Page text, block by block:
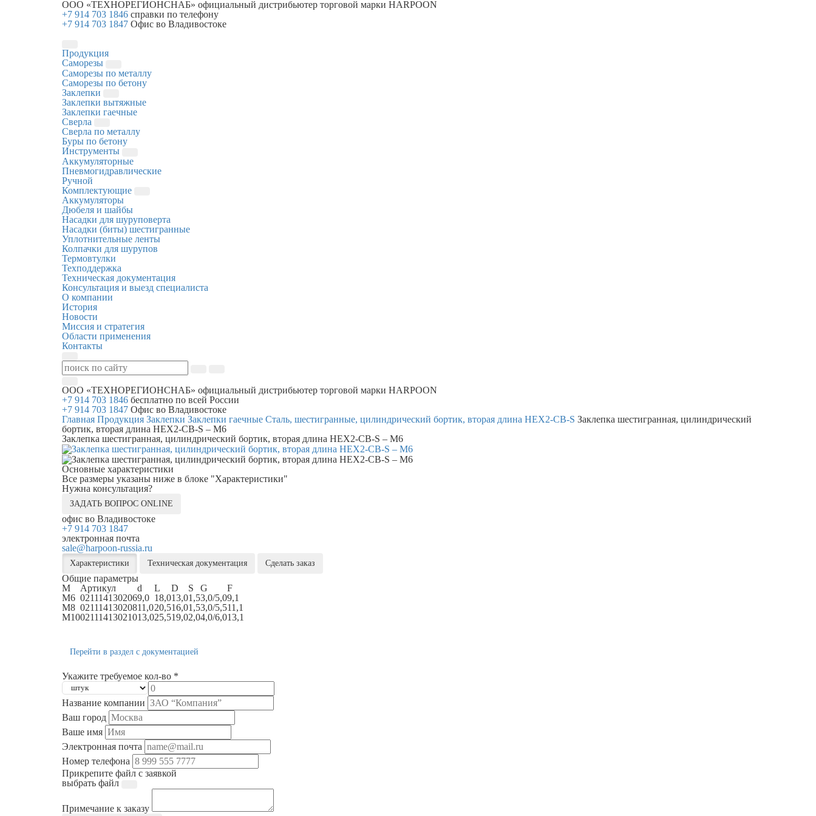
ООО «ТЕХНОРЕГИОНСНАБ» официальный дистрибьютер торговой марки HARPOON
+7 914 703 1846 справки по телефону
+7 914 703 1847 Офис во Владивостоке
Продукция
Саморезы
Саморезы по металлу
Саморезы по бетону
Заклепки
Заклепки вытяжные
Заклепки гаечные
Сверла
Сверла по металлу
Буры по бетону
Инструменты
Аккумуляторные
Пневмогидравлические
Ручной
Комплектующие
Аккумуляторы
Дюбеля и шайбы
Насадки для шуруповерта
Насадки (биты) шестигранные
Уплотнительные ленты
Колпачки для шурупов
Термовтулки
Техподдержка
Техническая документация
Консультация и выезд специалиста
О компании
История
Новости
Миссия и стратегия
Области применения
Контакты
ООО «ТЕХНОРЕГИОНСНАБ» официальный дистрибьютер торговой марки HARPOON
+7 914 703 1846 бесплатно по всей России
+7 914 703 1847 Офис во Владивостоке
Главная Продукция Заклепки Заклепки гаечные Сталь, шестигранные, цилиндрический бортик, вторая длина HEX2-CB-S Заклепка шестигранная, цилиндрический
бортик, вторая длина HEX2-CB-S – M6
Заклепка шестигранная, цилиндрический бортик, вторая длина HEX2-CB-S – M6
Основные характеристики
Все размеры указаны ниже в блоке "Характеристики"
Нужна консультация?
ЗАДАТЬ ВОПРОС ONLINE
офис во Владивостоке
+7 914 703 1847
электронная почта
sale@harpoon-russia.ru
Характеристики Техническая документация Сделать заказ
Общие параметры
M
Артикул d L D S G
F
M6 0211141302069,0 18,013,01,53,0/5,09,1
M8 02111413020811,020,516,01,53,0/5,511,1
M1002111413021013,025,519,02,04,0/6,013,1
Перейти в раздел с документацией
Укажите требуемое кол-во *
Название компании
Ваш город
Ваше имя
Электронная почта
Номер телефона
Прикрепите файл с заявкой
выбрать файл
Примечание к заказу